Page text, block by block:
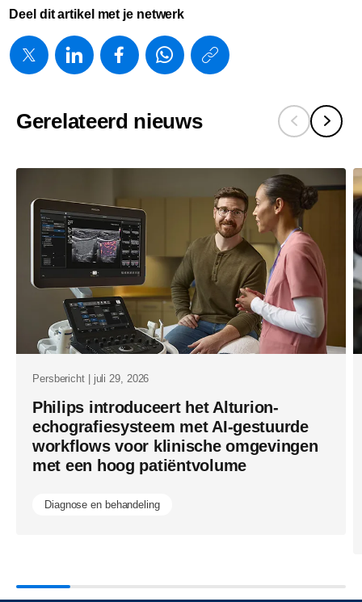
Deel dit artikel met je netwerk
https://
neemt-
ter-
wereld-
nieuwste-
philips-
ct-
scanner-
in-
Gerelateerd nieuws
Persbericht | juli 29, 2026
Philips introduceert het Alturion-
echografiesysteem met AI-gestuurde
workflows voor klinische omgevingen
met een hoog patiëntvolume
Diagnose en behandeling